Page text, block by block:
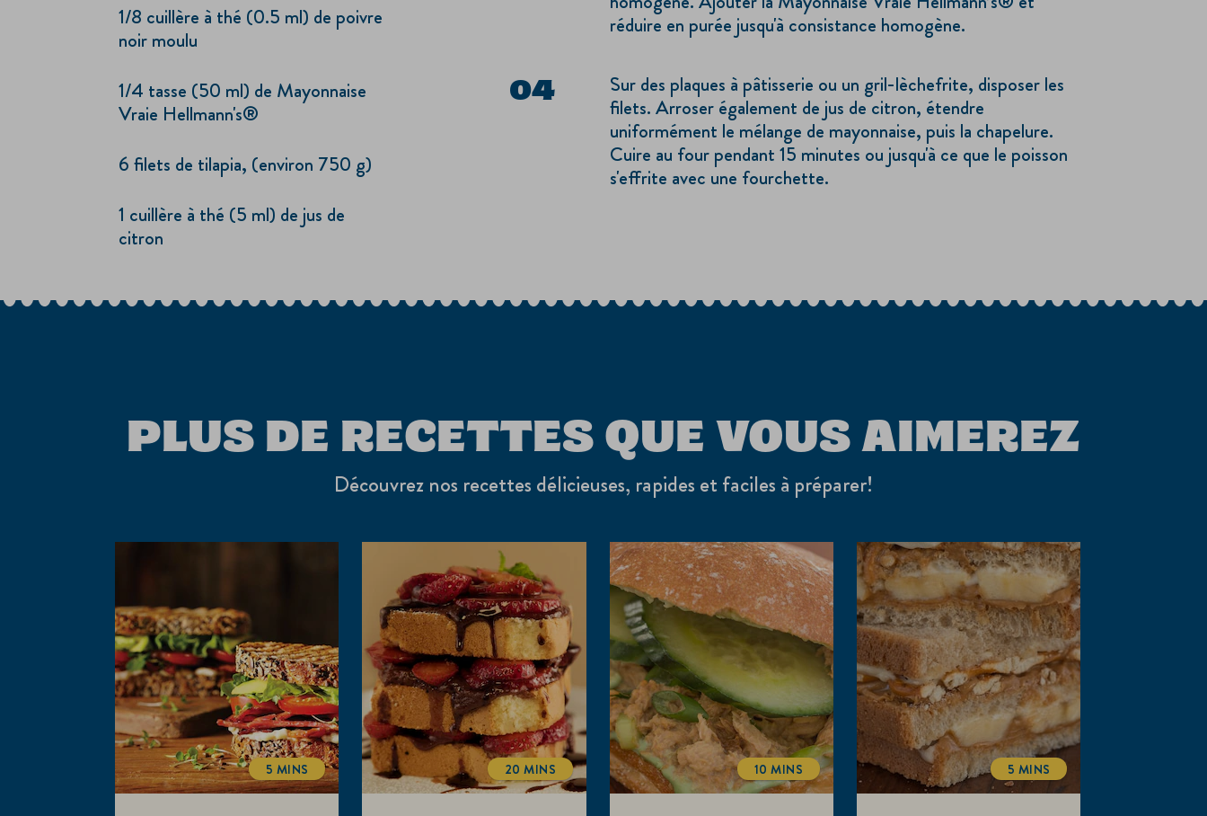
1/8 cuillère à thé (0.5 ml) de poivre
noir moulu
1/4 tasse (50 ml) de Mayonnaise
Vraie Hellmann's®
6 filets de tilapia, (environ 750 g)
1 cuillère à thé (5 ml) de jus de
citron
réduire en purée jusqu'à consistance homogène.
Sur des plaques à pâtisserie ou un gril-lèchefrite, disposer les
filets. Arroser également de jus de citron, étendre
uniformément le mélange de mayonnaise, puis la chapelure.
Cuire au four pendant 15 minutes ou jusqu'à ce que le poisson
s'effrite avec une fourchette.
PLUS DE RECETTES QUE VOUS AIMEREZ
Découvrez nos recettes délicieuses, rapides et faciles à préparer!
TOTALTIME
5 MINS TOTALTIME
20 MINS TOTALTIME
10 MINS TOTALTIME
5 MINS